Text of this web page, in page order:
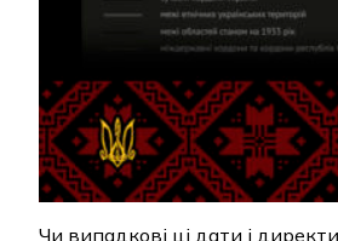
Чи випадкові ці дати і